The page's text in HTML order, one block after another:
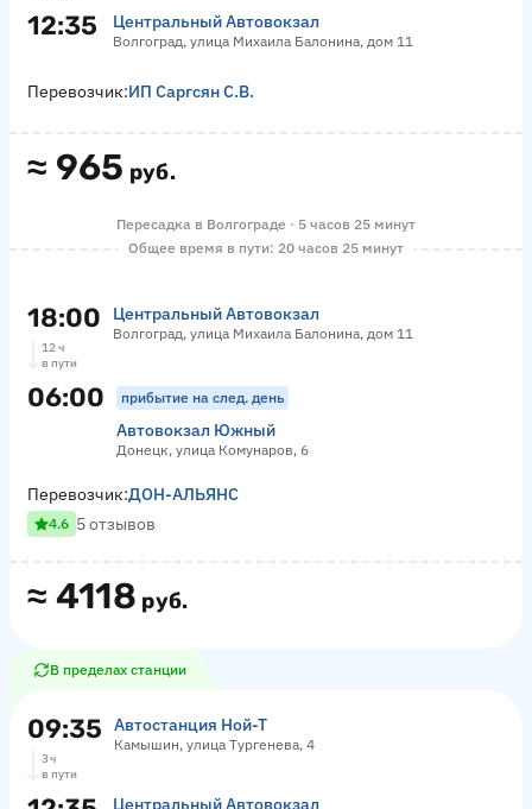
12:35 Центральный Автовокзал
Волгоград, улица Михаила Балонина, дом 11
≈ 965 руб.
Перевозчик:ИП Саргсян С.В.
Пересадка в Волгограде · 5 часов 25 минут
Общее время в пути: 20 часов 25 минут
18:00 Центральный Автовокзал
Волгоград, улица Михаила Балонина, дом 11
12 ч
в пути
06:00 прибытие на след. день
Автовокзал Южный
Донецк, улица Комунаров, 6
≈ 4118 руб.
Перевозчик:ДОН-АЛЬЯНС
4.6 5 отзывов
В пределах станции
09:35 Автостанция Ной-Т
Камышин, улица Тургенева, 4
3 ч
в пути
Центральный Автовокзал